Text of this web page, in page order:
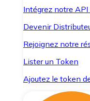
Intégrez notre
Devenir
Rejoignez notre
Lister un Token
Ajoutez le token